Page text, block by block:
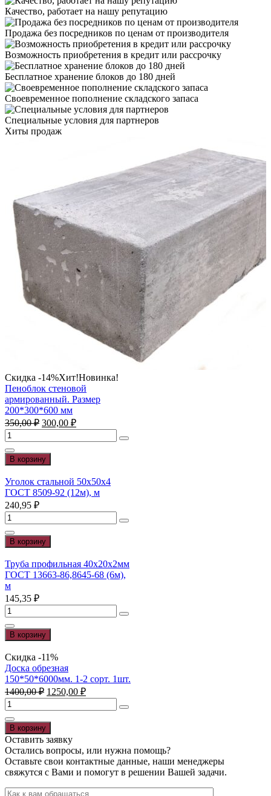
мм.
1-
2
сорт.
м³
Качество, работает на нашу репутацию
Продажа без посредников по ценам от производителя
Возможность приобретения в кредит или рассрочку
Бесплатное хранение блоков до 180 дней
Своевременное пополнение складского запаса
Специальные условия для партнеров
Хиты продаж
Скидка -14%Хит!Новинка!
Пеноблок стеновой
армированный. Размер
200*300*600 мм
350,00₽ Первоначальная
цена
составляла
350,00 ₽.
300,00 ₽Текущая
цена:
300,00 ₽.
Количество
товара
Пеноблок
стеновой
армированный.
Размер
200*300*600
мм
В корзину
Уголок стальной 50х50х4
ГОСТ 8509-92 (12м), м
240,95 ₽
Количество
товара
Уголок
стальной
50х50х4
ГОСТ
8509-
92
(12м),
м
В корзину
Труба профильная 40х20х2мм
ГОСТ 13663-86,8645-68 (6м),
м
145,35 ₽
Количество
товара
Труба
профильная
40х20х2мм
ГОСТ
13663-
86,8645-
68
(6м),
м
В корзину
Скидка -11%
Доска обрезная
150*50*6000мм. 1-2 сорт. 1шт.
1400,00₽ Первоначальная
цена
составляла
1400,00 ₽.
1250,00 ₽Текущая
цена:
1250,00 ₽.
Количество
товара
Доска
обрезная
150*50*6000мм.
1-
2
сорт.
1шт.
В корзину
Оставить заявку
Остались вопросы, или нужна помощь?
Оставьте свои контактные данные, наши менеджеры
свяжутся с Вами и помогут в решении Вашей задачи.